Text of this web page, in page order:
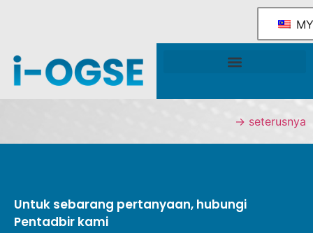
MY
→ seterusnya
Untuk sebarang pertanyaan, hubungi
Pentadbir kami